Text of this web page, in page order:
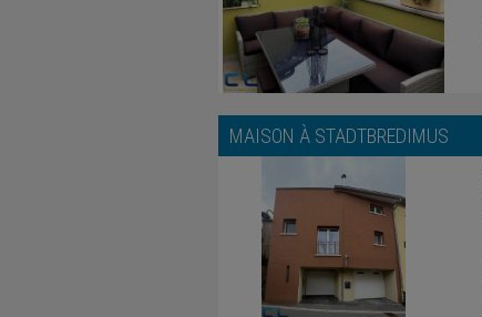
MAISON À STADTBREDIMUS